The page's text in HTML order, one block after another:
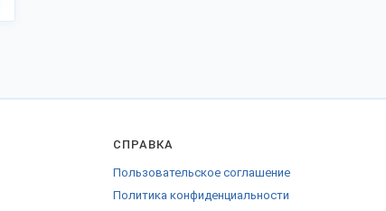
СПРАВКА
Пользовательское соглашение
Политика конфиденциальности